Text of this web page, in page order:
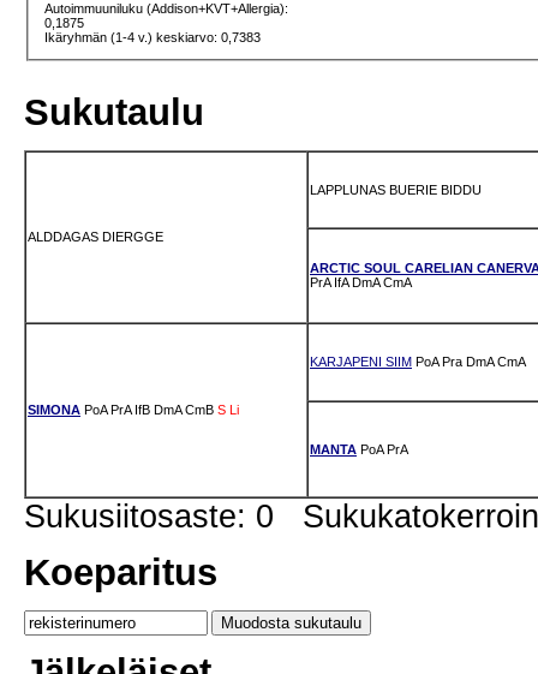
Autoimmuuniluku (Addison+KVT+Allergia):
0,1875
Ikäryhmän (1-4 v.) keskiarvo: 0,7383
Sukutaulu
ALDDAGAS DIERGGE
LAPPLUNAS BUERIE BIDDU
ARCTIC SOUL CARELIAN
PrA IfA DmA CmA
SIMONA PoA PrA IfB DmA CmB S Li
KARJAPENI SIIM PoA Pra DmA CmA
MANTA PoA PrA
Sukusiitosaste: 0
Koeparitus